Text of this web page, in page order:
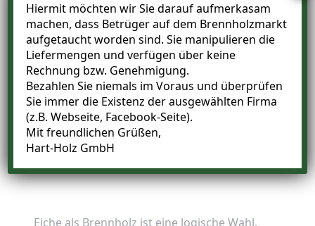
Eiche als Brennholz ist eine logische Wahl.
Hiermit möchten wir Sie darauf aufmerkasam
machen, dass Betrüger auf dem Brennholzmarkt
aufgetaucht worden sind. Sie manipulieren die
Liefermengen und verfügen über keine
Rechnung bzw. Genehmigung.
Bezahlen Sie niemals im Voraus und überprüfen
Sie immer die Existenz der ausgewählten Firma
(z.B. Webseite, Facebook-Seite).
Mit freundlichen Grüßen,
Hart-Holz GmbH